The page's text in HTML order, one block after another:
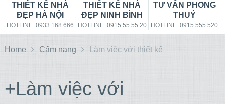
THIẾT KẾ NHÀ
ĐẸP HÀ NỘI
HOTLINE: 0933.168.666
THIẾT KẾ NHÀ
ĐẸP NINH BÌNH
HOTLINE: 0915.55.55.20
TƯ VẤN PHONG
THUỶ
HOTLINE: 0915.555.520
Home Cẩm nang Làm việc với thiết kế
+Làm việc với